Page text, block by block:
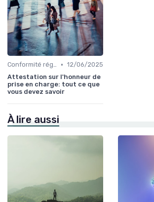
Conformité réglementaire • 12/06/2025
Attestation sur l'honneur de
prise en charge: tout ce que
vous devez savoir
À lire aussi